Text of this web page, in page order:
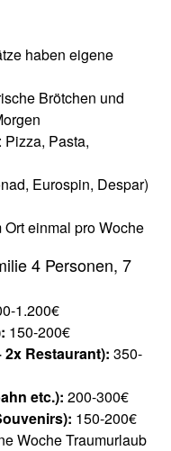
haben eigene
Brötchen und
Pasta,
Eurospin, Despar)
einmal pro Woche
4 Personen, 7
1.200€
150-200€
Restaurant): 350-
etc.): 200-300€
150-200€
Woche Traumurlaub